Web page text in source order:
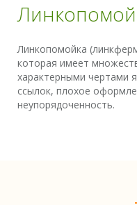
Линкопомойка
которая имеет
характерными чертами
ссылок, плохое
неупорядоченность.